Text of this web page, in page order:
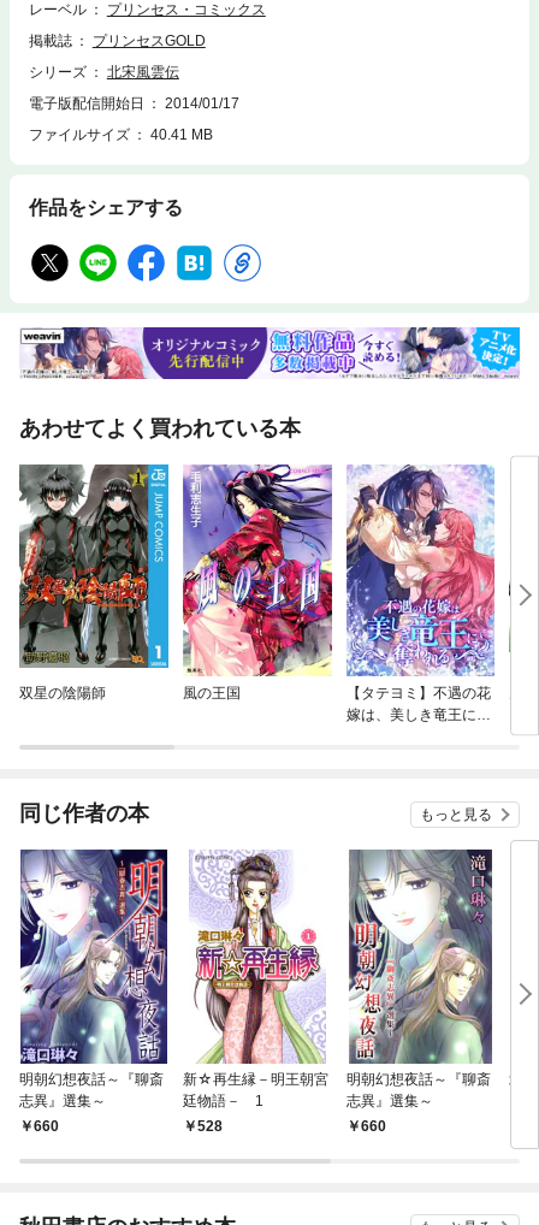
レーベル
プリンセス・コミックス
掲載誌
プリンセスGOLD
シリーズ
北宋風雲伝
電子版配信開始日
2014/01/17
ファイルサイズ
40.41 MB
作品をシェアする
あわせてよく買われている本
双星の陰陽師 風の王国
【タテヨミ】不遇の花
嫁は、美しき竜王に奪
同じ作者の本 もっと見る
明朝幻想夜話～『聊斎
志異』選集～
660
新☆再生縁－明王朝宮
廷物語－ 1
528
明朝幻想夜話～『聊斎
志異』選集～
660
北